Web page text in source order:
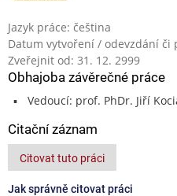
Jazyk práce: čeština
Datum vytvoření / odevzdání či
Zveřejnit od: 31. 12. 2999
Obhajoba závěrečné práce
Vedoucí: prof. PhDr. Jiří
Citační záznam
Citovat tuto práci
Jak správně citovat práci